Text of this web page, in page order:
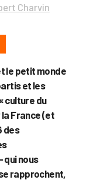
Charvin
le petit monde
et les
culture du
France (et
des
qui nous
rapprochent,